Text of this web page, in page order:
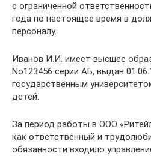
с ограниченной
года по настоящее время в
персоналу.
Иванов И.И. имеет высшее
No123456 серии АБ, выдан
государственным
детей.
За период работы в ООО
как ответственный и
обязанности входило